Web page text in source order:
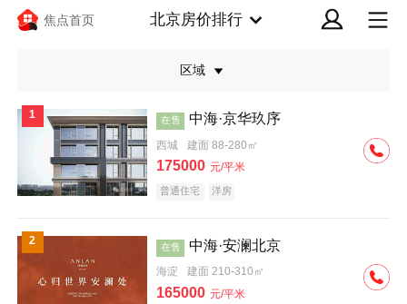
焦点首页 北京房价排行
区域
1 在售 中海·京华玖序
西城 建面 88-280㎡
175000 元/平米
普通住宅 洋房
2 在售 中海·安澜北京
海淀 建面 210-310㎡
165000 元/平米